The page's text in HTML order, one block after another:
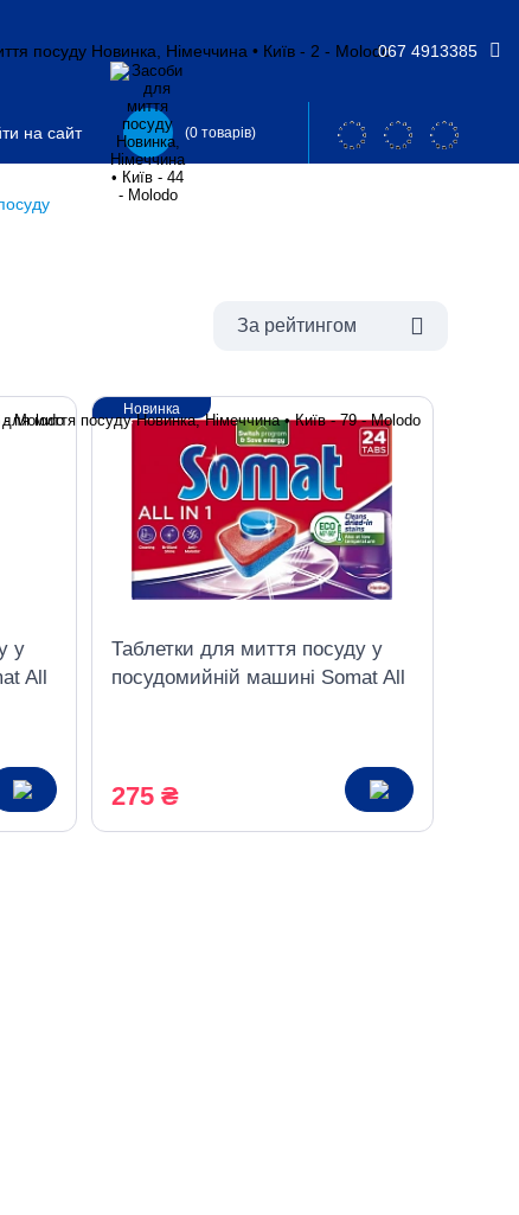
067 4913385
на сайт (0 товарів)
За рейтингом
у
All
Таблетки для миття посуду у
посудомийній машині Somat All
275 ₴
Новинка